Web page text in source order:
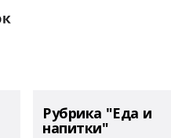
Рубрика "Еда и
напитки"